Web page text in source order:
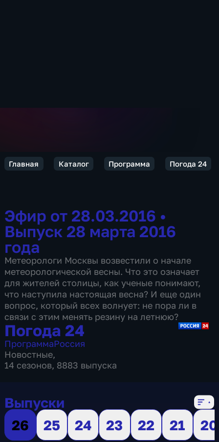
Главная Каталог Программа Погода 24
Эфир от 28.03.2016 •
Выпуск 28 марта 2016
года
Метеорологи Москвы возвестили о начале
метеорологической весны. Что это означает
для жителей столицы, как ученые понимают,
что наступила настоящая весна? И еще один
вопрос, который всех волнует: не пора ли в
связи с этим менять резину на летнюю?
Погода 24
ПрограммаРоссия
Новостные,
14 сезонов, 8883 выпуска
Выпуски
26
25 24 23 22 21
20